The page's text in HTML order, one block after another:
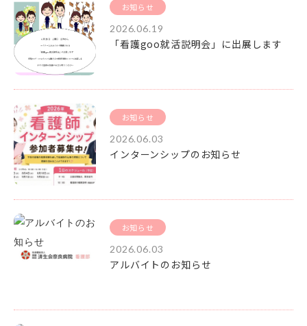
お知らせ
2026.06.19
「看護goo就活説明会」に出展します
お知らせ
2026.06.03
インターンシップのお知らせ
お知らせ
2026.06.03
アルバイトのお知らせ